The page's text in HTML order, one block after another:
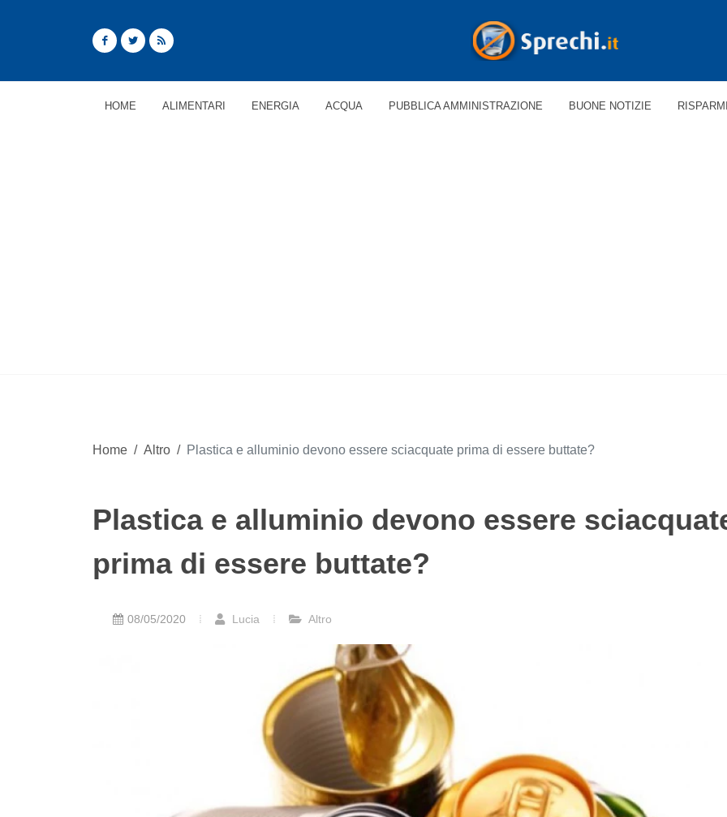
HOME ALIMENTARI ENERGIA ACQUA PUBBLICA AMMINISTRAZIONE BUONE NOTIZIE
Home / Altro / Plastica e alluminio devono essere sciacquate prima di essere buttate?
Plastica e alluminio devono essere
prima di essere buttate?
08/05/2020 Lucia Altro